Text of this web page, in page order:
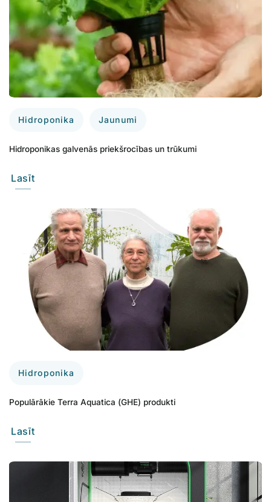
Hidroponika Jaunumi
Hidroponikas galvenās priekšrocības un trūkumi
Lasīt
Hidroponika
Populārākie Terra Aquatica (GHE) produkti
Lasīt